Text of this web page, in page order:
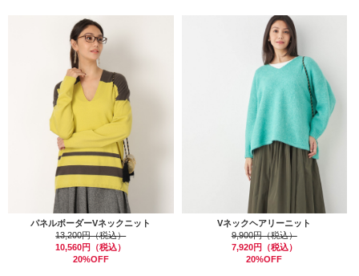
パネルボーダーVネックニット
13,200円（税込）
10,560円（税込）
20%OFF
Vネックヘアリーニット
9,900円（税込）
7,920円（税込）
20%OFF